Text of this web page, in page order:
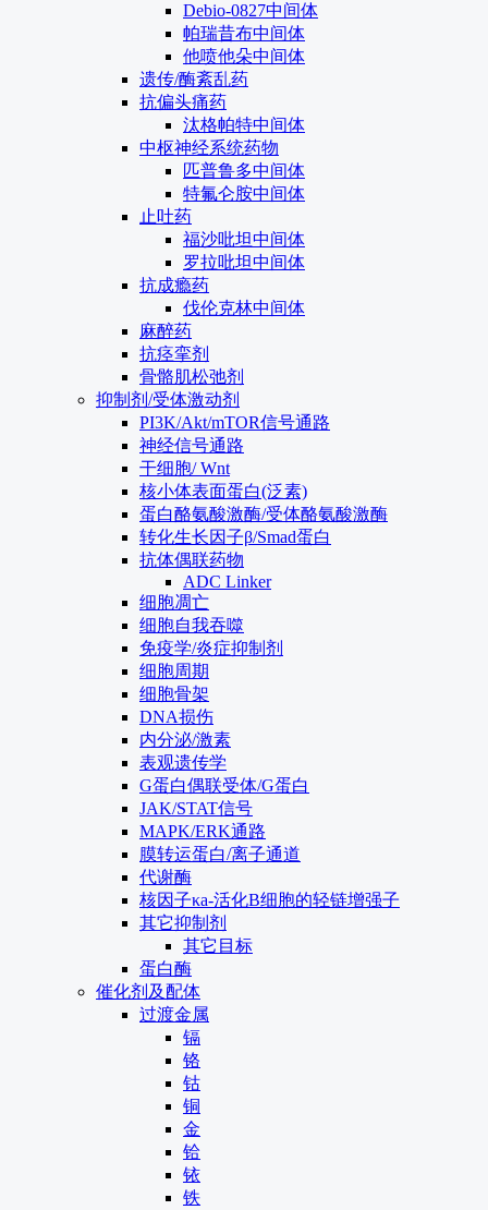
Debio-0827中间体
帕瑞昔布中间体
他喷他朵中间体
遗传/酶紊乱药
抗偏头痛药
汰格帕特中间体
中枢神经系统药物
匹普鲁多中间体
特氟仑胺中间体
止吐药
福沙吡坦中间体
罗拉吡坦中间体
抗成瘾药
伐伦克林中间体
麻醉药
抗痉挛剂
骨骼肌松弛剂
抑制剂/受体激动剂
PI3K/Akt/mTOR信号通路
神经信号通路
干细胞/ Wnt
核小体表面蛋白(泛素)
蛋白酪氨酸激酶/受体酪氨酸激酶
转化生长因子β/Smad蛋白
抗体偶联药物
ADC Linker
细胞凋亡
细胞自我吞噬
免疫学/炎症抑制剂
细胞周期
细胞骨架
DNA损伤
内分泌/激素
表观遗传学
G蛋白偶联受体/G蛋白
JAK/STAT信号
MAPK/ERK通路
膜转运蛋白/离子通道
代谢酶
核因子κa-活化B细胞的轻链增强子
其它抑制剂
其它目标
蛋白酶
催化剂及配体
过渡金属
镉
铬
钴
铜
金
铪
铱
铁